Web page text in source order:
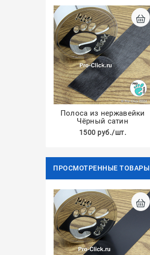
Полоса из нержавейки
Чёрный сатин
1500 руб./шт.
ПРОСМОТРЕННЫЕ ТОВАРЫ